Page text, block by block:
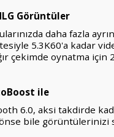
Görüntüler
daha fazla
5.3K60'a kadar
çekimde oynatma için
ile
6.0, aksi takdirde
bile görüntülerinizi